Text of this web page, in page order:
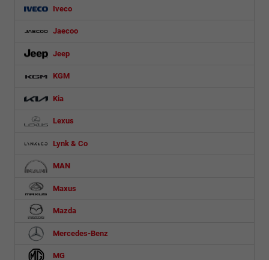
Iveco
Jaecoo
Jeep
KGM
Kia
Lexus
Lynk & Co
MAN
Maxus
Mazda
Mercedes-Benz
MG